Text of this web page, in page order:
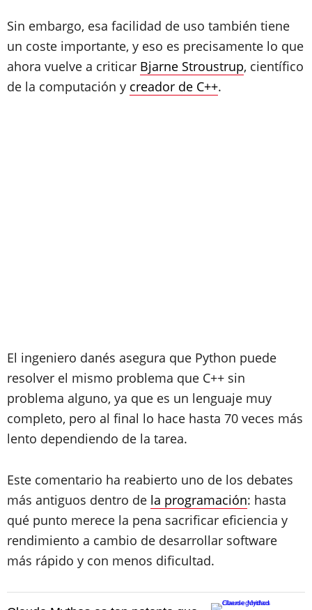
Sin embargo, esa facilidad de uso también tiene
un coste importante, y eso es precisamente lo que
ahora vuelve a criticar Bjarne Stroustrup, científico
de la computación y creador de C++.
El ingeniero danés asegura que Python puede
resolver el mismo problema que C++ sin
problema alguno, ya que es un lenguaje muy
completo, pero al final lo hace hasta 70 veces más
lento dependiendo de la tarea.
Este comentario ha reabierto uno de los debates
más antiguos dentro de la programación: hasta
qué punto merece la pena sacrificar eficiencia y
rendimiento a cambio de desarrollar software
más rápido y con menos dificultad.